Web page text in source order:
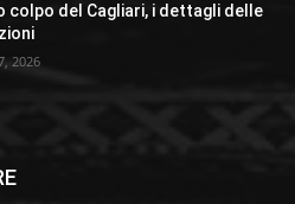
colpo del Cagliari, i dettagli delle
2026